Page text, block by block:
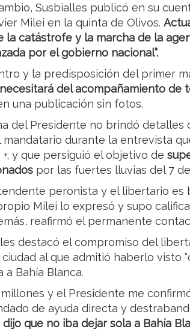
Susbialles publicó en su
Milei en la quinta de Olivos.
la catástrofe y la marcha de la
por el gobierno nacional”.
y la predisposición del primer
del acompañamiento de
una publicación sin fotos.
del Presidente no brindó detalles
durante la entrevista
, y que persiguió el objetivo de
por las fuertes lluvias del 7
peronista y el libertario es
Milei lo expresó y supo
reafirmó el permanente
destacó el compromiso del
al que admitió haberlo visto
a Bahía Blanca.
millones y el Presidente me
de ayuda directa y
dijo que no iba dejar sola a Bahía